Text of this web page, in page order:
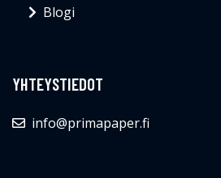
Blogi
YHTEYSTIEDOT
info@primapaper.fi